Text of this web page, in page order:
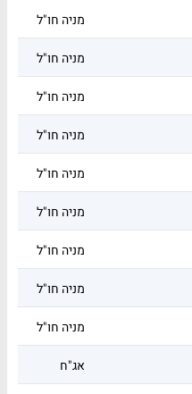
מניה חו"ל
מניה חו"ל
מניה חו"ל
מניה חו"ל
מניה חו"ל
מניה חו"ל
מניה חו"ל
מניה חו"ל
מניה חו"ל
אג"ח